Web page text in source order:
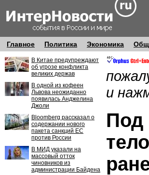
Главное Политика Экономика
В Китае предупреждают
об угрозе конфликта
великих держав
В одной из кофеен
Львова неожиданно
появилась Анджелина
Джоли
Bloomberg рассказал о
содержании нового
пакета санкций ЕС
против России
В МИД указали на
массовый отток
чиновников из
администрации Байдена
и
Под